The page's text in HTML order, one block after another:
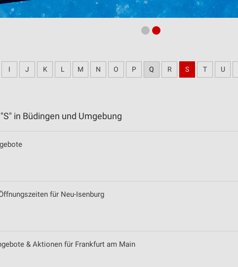
I J K L M N O P Q R S T U
in Büdingen und Umgebung
für Neu-Isenburg
& Aktionen für Frankfurt am Main